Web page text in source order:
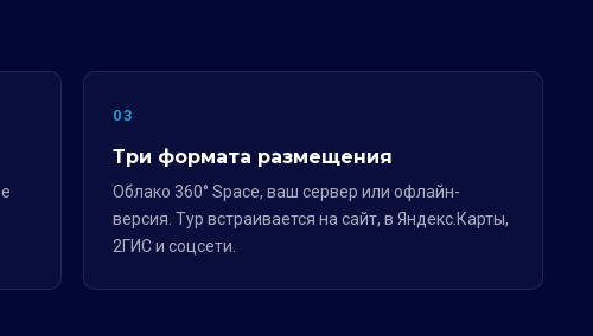
03
Три формата размещения
Облако 360° Space, ваш сервер или офлайн-
версия. Тур встраивается на сайт, в Яндекс.Карты,
2ГИС и соцсети.